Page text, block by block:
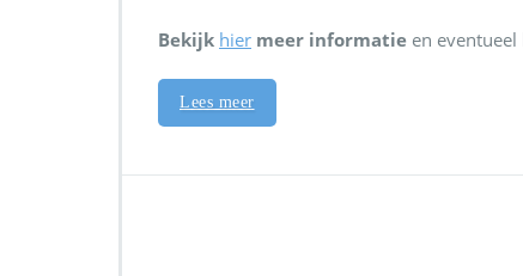
Bekijk hier meer informatie en
Lees meer